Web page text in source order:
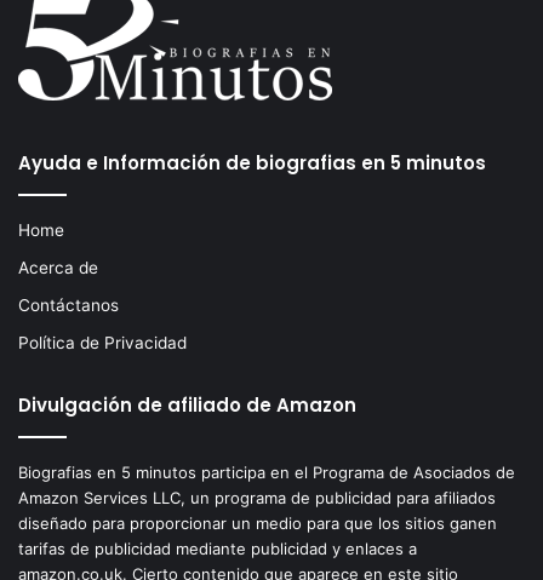
Ayuda e Información de biografias en 5 minutos
Home
Acerca de
Contáctanos
Política de Privacidad
Divulgación de afiliado de Amazon
Biografias en 5 minutos participa en el Programa de Asociados de
Amazon Services LLC, un programa de publicidad para afiliados
diseñado para proporcionar un medio para que los sitios ganen
tarifas de publicidad mediante publicidad y enlaces a
amazon.co.uk. Cierto contenido que aparece en este sitio